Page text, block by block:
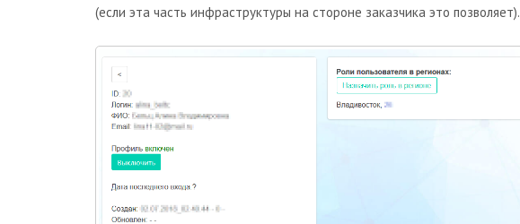
(если эта часть инфраструктуры на стороне заказчика это позволяет).